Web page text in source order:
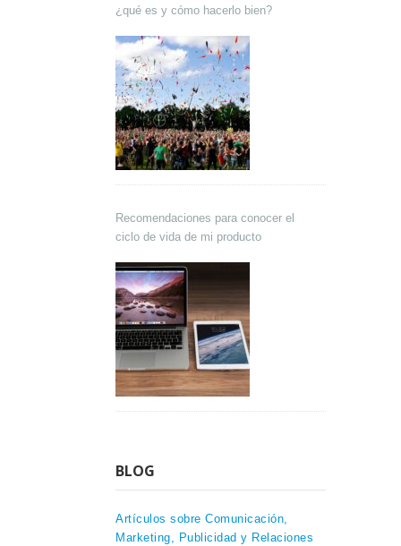
¿qué es y cómo hacerlo bien?
Recomendaciones para conocer el
ciclo de vida de mi producto
BLOG
Artículos sobre Comunicación,
Marketing, Publicidad y Relaciones